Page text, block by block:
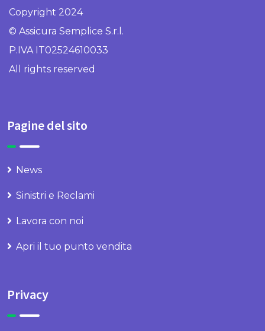
Copyright 2024
© Assicura Semplice S.r.l.
P.IVA IT02524610033
All rights reserved
Pagine del sito
News
Sinistri e Reclami
Lavora con noi
Apri il tuo punto vendita
Privacy